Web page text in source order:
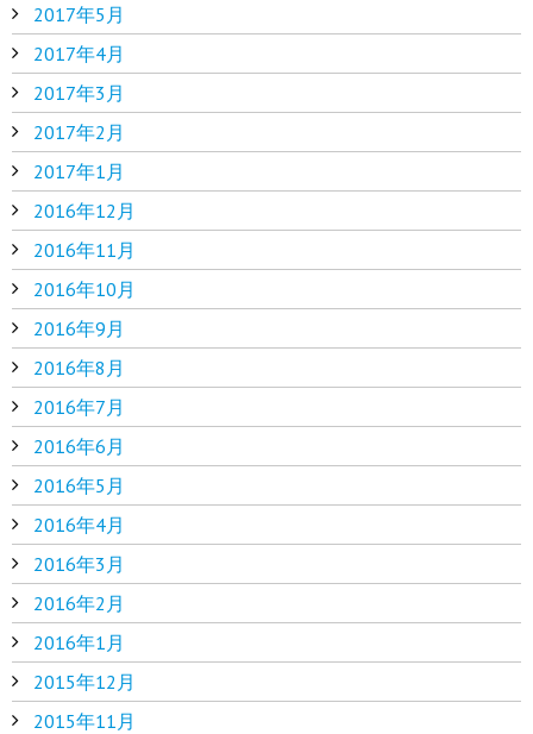
2017年5月
2017年4月
2017年3月
2017年2月
2017年1月
2016年12月
2016年11月
2016年10月
2016年9月
2016年8月
2016年7月
2016年6月
2016年5月
2016年4月
2016年3月
2016年2月
2016年1月
2015年12月
2015年11月